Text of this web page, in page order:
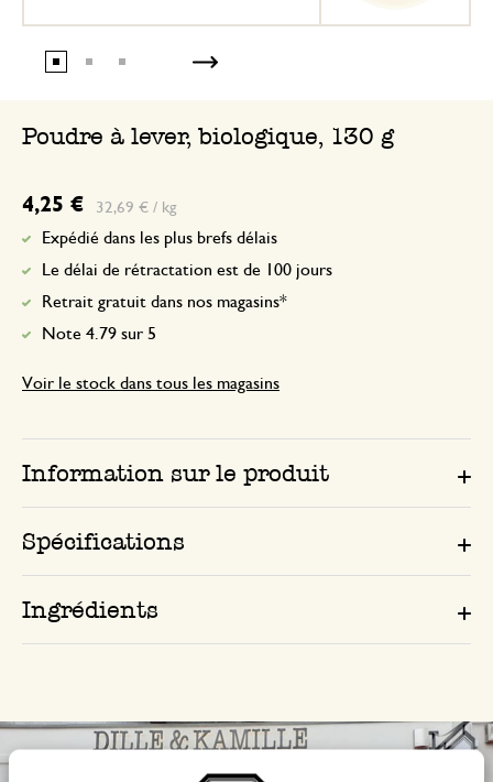
Poudre à lever, biologique, 130 g
4,25 € 32,69 € / kg
Expédié dans les plus brefs délais
Le délai de rétractation est de 100 jours
Retrait gratuit dans nos magasins*
Note 4.79 sur 5
Voir le stock dans tous les magasins
Information sur le produit
Spécifications
Ingrédients